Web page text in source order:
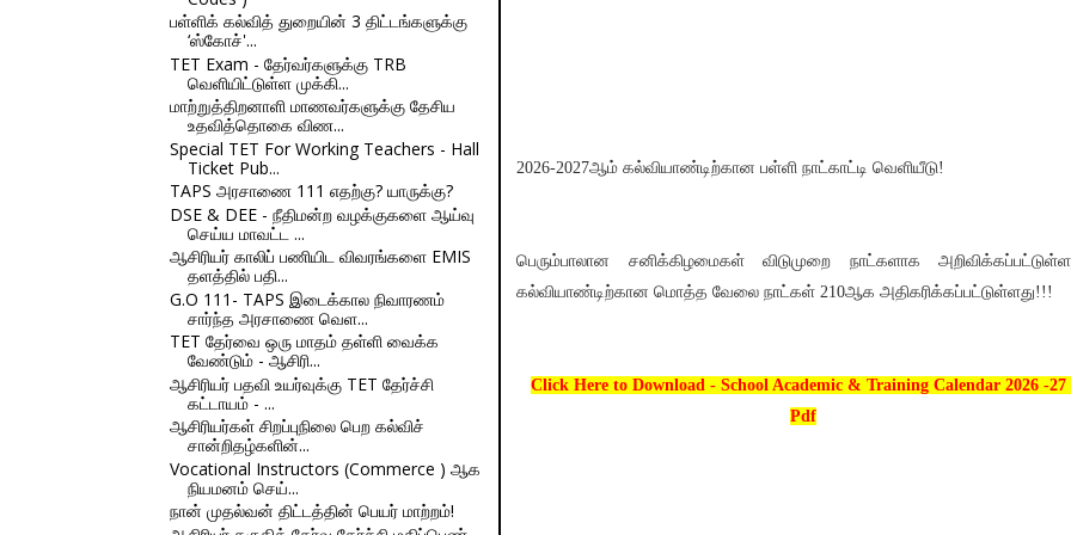
பள்ளிக் கல்வித் துறையின் 3 திட்டங்களுக்கு
‘ஸ்கோச்'...
TET Exam - தேர்வர்களுக்கு TRB
வெளியிட்டுள்ள முக்கி...
மாற்றுத்திறனாளி மாணவர்களுக்கு தேசிய
உதவித்தொகை விண...
Special TET For Working Teachers - Hall
Ticket Pub...
TAPS அரசாணை 111 எதற்கு? யாருக்கு?
DSE & DEE - நீதிமன்ற வழக்குகளை ஆய்வு
செய்ய மாவட்ட ...
ஆசிரியர் காலிப் பணியிட விவரங்களை EMIS
தளத்தில் பதி...
G.O 111- TAPS இடைக்கால நிவாரணம்
சார்ந்த அரசாணை வெள...
TET தேர்வை ஒரு மாதம் தள்ளி வைக்க
வேண்டும் - ஆசிரி...
ஆசிரியர் பதவி உயர்வுக்கு TET தேர்ச்சி
கட்டாயம் - ...
ஆசிரியர்கள் சிறப்புநிலை பெற கல்விச்
சான்றிதழ்களின்...
Vocational Instructors (Commerce ) ஆக
நியமனம் செய்...
நான் முதல்வன் திட்டத்தின் பெயர் மாற்றம்!
2026-2027ஆம் கல்வியாண்டிற்கான பள்ளி நாட்காட்டி வெளியீடு!
பெரும்பாலான சனிக்கிழமைகள் விடுமுறை நாட்களாக
கல்வியாண்டிற்கான மொத்த வேலை நாட்கள் 210ஆக அதிகரிக்கப்பட்டுள்ளது!!!
Click Here to Download - School Academic & Training Calendar 2026 -27
Pdf